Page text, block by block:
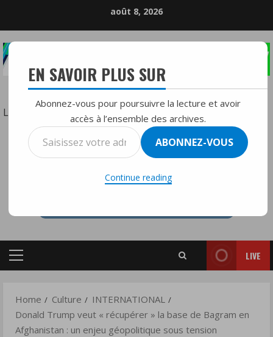
content
août 8, 2026
LA RÉFÉRENCE DE LA RADIO DIFFUSION
Lire la suite
Donald
Trump
veut
« récupérer »
Bagram
enjeu
RTVMFMY+
Primary
LIVE
Home Culture
INTERNATIONAL
Donald Trump veut « récupérer » la base de Bagram en
Afghanistan : un enjeu géopolitique sous tension
EN SAVOIR PLUS SUR
Abonnez-vous pour poursuivre la lecture et avoir
accès à l’ensemble des archives.
Saisissez
votre
ABONNEZ-VOUS
Continue reading